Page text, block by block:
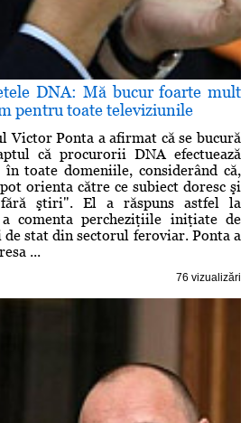
DNA: Mă bucur foarte mult
pentru toate televiziunile
Victor Ponta a afirmat că se bucură
că procurorii DNA efectuează
toate domeniile, considerând că,
orienta către ce subiect doresc şi
ştiri". El a răspuns astfel la
comenta percheziţiile iniţiate de
stat din sectorul feroviar. Ponta a
...
76 vizualizări